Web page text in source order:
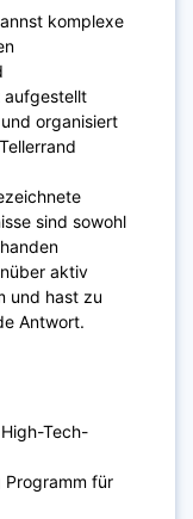
komplexe
aufgestellt
organisiert
sind sowohl
aktiv
und hast zu
Antwort.
Tech-
Programm für